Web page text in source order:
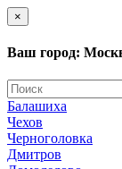
×
Ваш город:
Балашиха
Чехов
Черноголовка
Дмитров